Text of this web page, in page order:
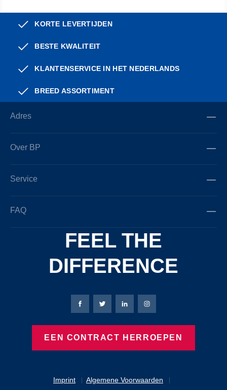
KORTE LEVERTIJDEN
BESTE KWALITEIT
KLANTENSERVICE IN HET NEDERLANDS
BREED ASSORTIMENT
Adres
Over BP
Service
FAQ
FEEL THE
DIFFERENCE
Imprint Algemene Voorwaarden
Bierbaum-Proenen Facebook-pagina
Bierbaum-Proenen X-pagina
Bierbaum-Proenen
Bierbaum-Proenen
EEN CONTRACT HERROEPEN